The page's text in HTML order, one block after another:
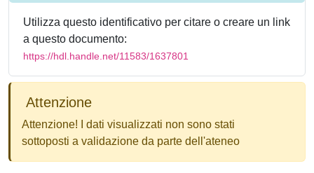
Utilizza questo identificativo per citare o creare un link
a questo documento:
https://hdl.handle.net/11583/1637801
Attenzione
Attenzione! I dati visualizzati non sono stati
sottoposti a validazione da parte dell'ateneo